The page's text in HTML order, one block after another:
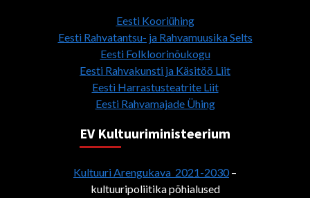
Eesti Kooriühing
Eesti Rahvatantsu- ja Rahvamuusika Selts
Eesti Folkloorinõukogu
Eesti Rahvakunsti ja Käsitöö Liit
Eesti Harrastusteatrite Liit
Eesti Rahvamajade Ühing
EV Kultuuriministeerium
Kultuuri Arengukava 2021-2030–
kultuuripoliitika põhialused